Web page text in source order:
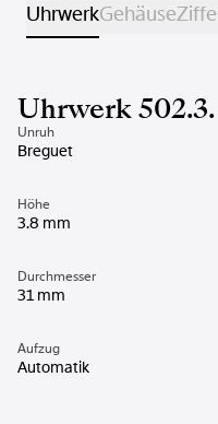
UhrwerkGehäuse
Uhrwerk 502.3.
Unruh
Breguet
Höhe
3.8 mm
Durchmesser
31 mm
Aufzug
Automatik